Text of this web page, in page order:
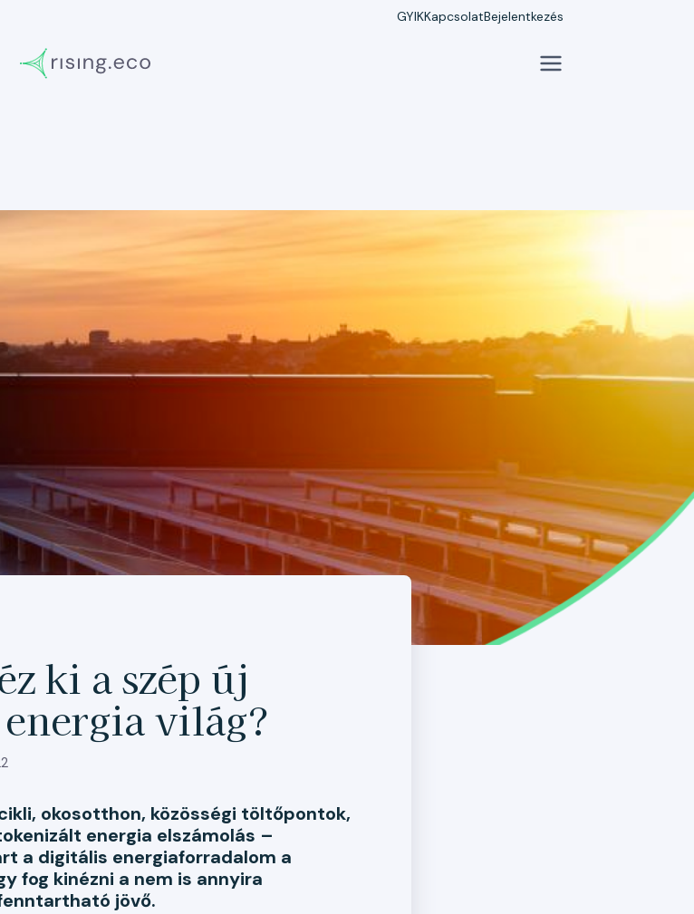
GYIKKapcsolatBejelentkezés
ki a szép új
világ?
okosotthon, közösségi töltőpontok,
energia elszámolás –
a digitális energiaforradalom a
fog kinézni a nem is annyira
jövő.